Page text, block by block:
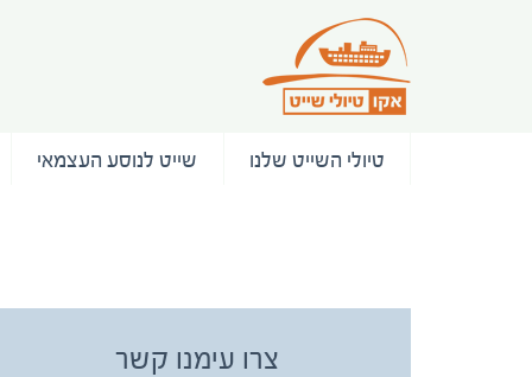
טיולי השייט שלנו שייט לנוסע העצמאי
צרו עימנו קשר